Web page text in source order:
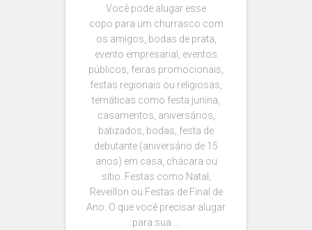
Você pode alugar esse
copo para um churrasco com
os amigos, bodas de prata,
evento empresarial, eventos
públicos, feiras promocionais,
festas regionais ou religiosas,
temáticas como festa junina,
casamentos, aniversários,
batizados, bodas, festa de
debutante (aniversário de 15
anos) em casa, chácara ou
sítio. Festas como Natal,
Reveillon ou Festas de Final de
Ano. O que você precisar alugar
para sua …